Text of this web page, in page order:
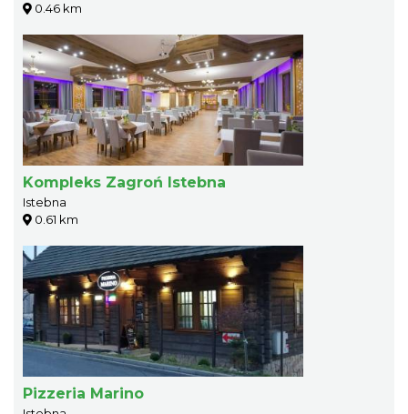
0.46 km
Kompleks Zagroń Istebna
Istebna
0.61 km
Pizzeria Marino